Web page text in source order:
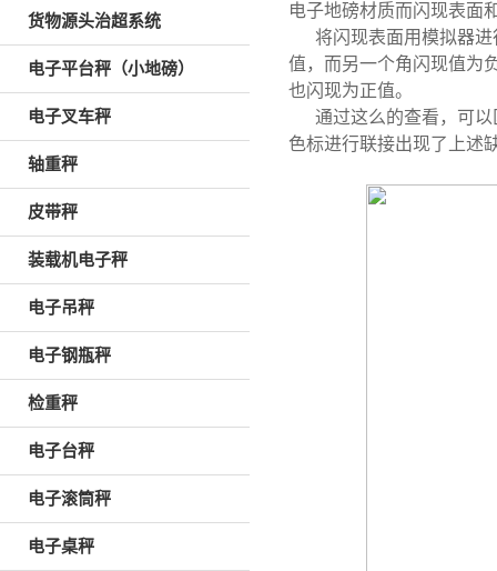
货物源头治超系统
电子平台秤（小地磅）
电子叉车秤
轴重秤
皮带秤
装载机电子秤
电子吊秤
电子钢瓶秤
检重秤
电子台秤
电子滚筒秤
电子桌秤
电子地磅材质而闪现表面
将闪现表面用模拟器
值，而另一个角闪现值为
也闪现为正值。
通过这么的查看，可
色标进行联接出现了上述